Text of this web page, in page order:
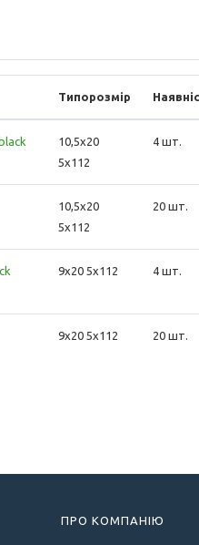
Типорозмір
10,5x20
5x112
4 шт.
10,5x20
5x112
20 шт.
9x20 5x112 4 шт.
9x20 5x112 20 шт.
ПРО КОМПАНІЮ